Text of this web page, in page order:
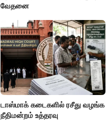
வேதனை
டாஸ்மாக் கடைகளில் ரசீது வழங்க
நீதிமன்றம் உத்தரவு